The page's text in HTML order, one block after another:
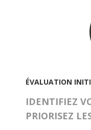
ÉVALUATION
IDENTIFIEZ
PRIORISEZ